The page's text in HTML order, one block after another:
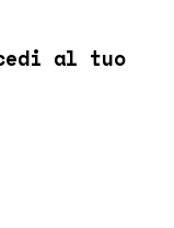
al tuo